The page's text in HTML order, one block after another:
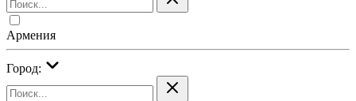
Армения
Город: